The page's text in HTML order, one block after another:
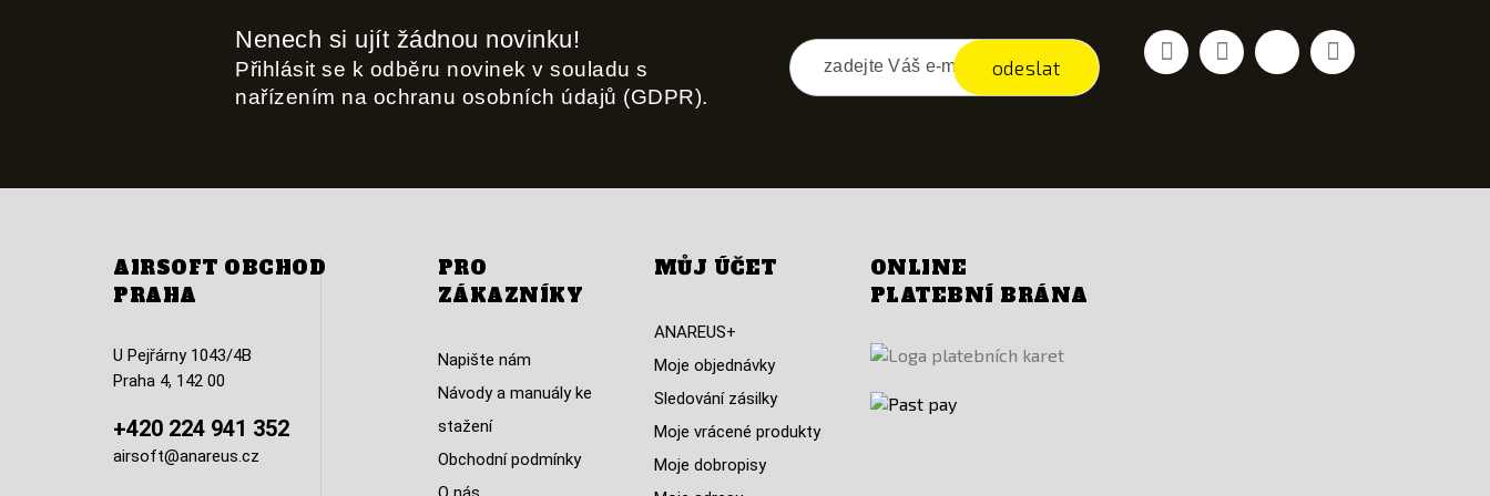
Nenech si ujít žádnou novinku!
Přihlásit se k odběru novinek v souladu s
nařízením na ochranu osobních údajů (GDPR).
odeslat
FacebookYouTubeVimeo Instagram
AIRSOFT OBCHOD
PRAHA
U Pejřárny 1043/4B
Praha 4, 142 00
+420 224 941 352
airsoft@anareus.cz
PRO
ZÁKAZNÍKY
Napište nám
Návody a manuály ke
stažení
Obchodní podmínky
MŮJ ÚČET
ANAREUS+
Moje objednávky
Sledování zásilky
Moje vrácené produkty
Moje dobropisy
ONLINE
PLATEBNÍ BRÁNA